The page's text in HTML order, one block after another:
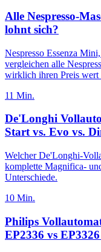
Alle Nespresso-
lohnt sich?
Nespresso Essenza
vergleichen alle
wirklich ihren Preis wert
11 Min.
De'Longhi
Start vs. Evo vs.
Welcher De'Longhi-
komplette Magnifica-
Unterschiede.
10 Min.
Philips
EP2336 vs